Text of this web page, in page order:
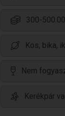
300-
Kos, bika,
Nem
Kerékpár